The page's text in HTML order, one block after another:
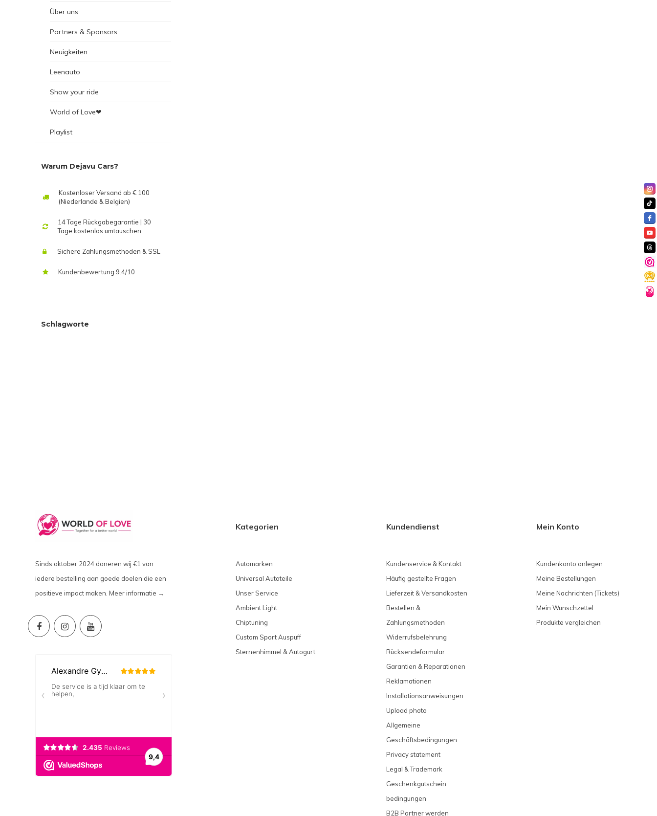
Über uns
Partners & Sponsors
Neuigkeiten
Leenauto
Show your ride
World of Love❤
Playlist
Warum Dejavu Cars?
Kostenloser Versand ab € 100
(Niederlande & Belgien)
14 Tage Rückgabegarantie | 30
Tage kostenlos umtauschen
Sichere Zahlungsmethoden & SSL
Kundenbewertung 9.4/10
Schlagworte
Sinds oktober 2024 doneren wij €1 van
iedere bestelling aan goede doelen die een
positieve impact maken. Meer informatie →
Kategorien
Automarken
Universal Autoteile
Unser Service
Ambient Light
Chiptuning
Custom Sport Auspuff
Sternenhimmel & Autogurt
Kundendienst
Kundenservice & Kontakt
Häufig gestellte Fragen
Lieferzeit & Versandkosten
Bestellen &
Zahlungsmethoden
Widerrufsbelehrung
Rücksendeformular
Garantien & Reparationen
Reklamationen
Installationsanweisungen
Upload photo
Allgemeine
Geschäftsbedingungen
Privacy statement
Legal & Trademark
Geschenkgutschein
bedingungen
B2B Partner werden
Mein Konto
Kundenkonto anlegen
Meine Bestellungen
Meine Nachrichten (Tickets)
Mein Wunschzettel
Produkte vergleichen